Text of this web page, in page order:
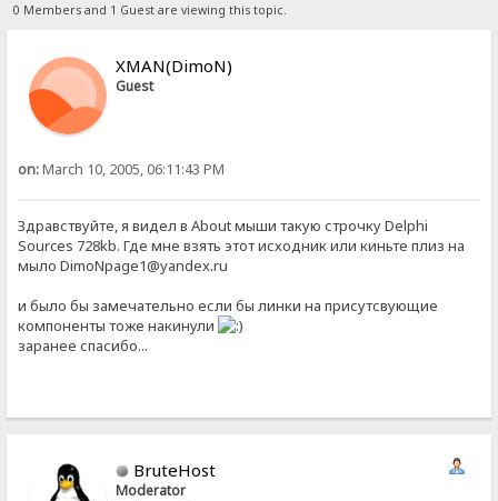
0 Members and 1 Guest are viewing this topic.
XMAN(DimoN)
Guest
on:March 10, 2005, 06:11:43 PM
Здравствуйте, я видел в Аbout мыши такую строчку Delphi
Sources 728kb. Где мне взять этот исходник или киньте плиз на
мыло DimoNpage1@yandex.ru
и было бы замечательно если бы линки на присутсвующие
компоненты тоже накинули
заранее спасибо...
BruteHost
Moderator